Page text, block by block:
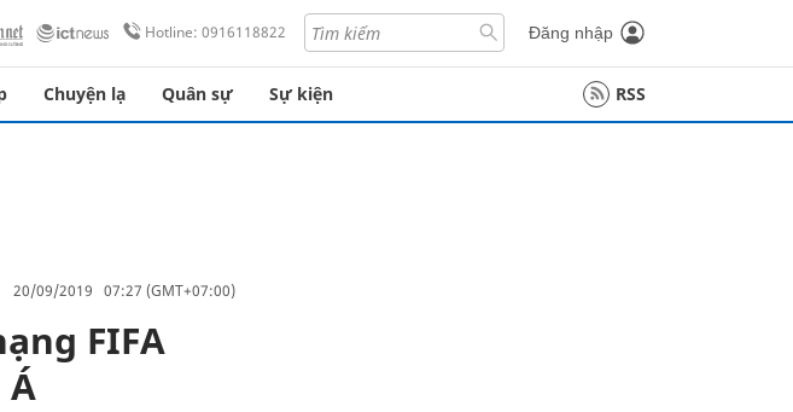
Hotline: 0916118822 Đăng nhập
Chuyện lạ Quân sự Sự kiện RSS
20/09/2019 07:27 (GMT+07:00)
FIFA